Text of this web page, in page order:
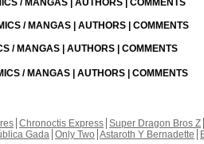
/ MANGAS | AUTHORS | COMMENTS
/ MANGAS | AUTHORS | COMMENTS
/ MANGAS | AUTHORS | COMMENTS
/ MANGAS | AUTHORS | COMMENTS
Chronoctis Express Super Dragon Bros Z
Gada Only Two Astaroth Y Bernadette